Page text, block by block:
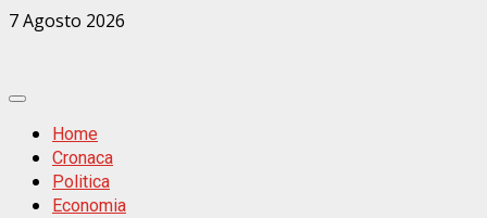
Zum
7 Agosto 2026
Primäres
MenüHome
Cronaca
Politica
Economia